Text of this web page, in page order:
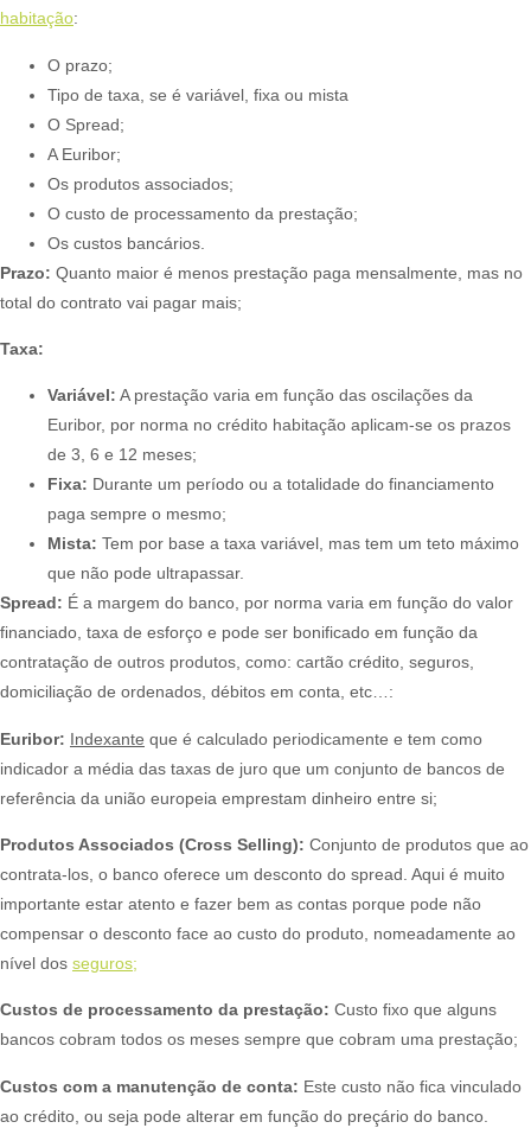
habitação:​
O prazo;
Tipo de taxa, se é variável, fixa ou mista
O Spread;
A Euribor;
Os produtos associados;
O custo de processamento da prestação;
Os custos bancários.
Prazo: Quanto maior é menos prestação paga mensalmente, mas no
total do contrato vai pagar mais;​
Taxa:
Variável: A prestação varia em função das oscilações da
Euribor, por norma no crédito habitação aplicam-se os prazos
de 3, 6 e 12 meses;
Fixa: Durante um período ou a totalidade do financiamento
paga sempre o mesmo;
Mista: Tem por base a taxa variável, mas tem um teto máximo
que não pode ultrapassar.
Spread: É a margem do banco, por norma varia em função do valor
financiado, taxa de esforço e pode ser bonificado em função da
contratação de outros produtos, como: cartão crédito, seguros,
domiciliação de ordenados, débitos em conta, etc…:
Euribor: Indexante que é calculado periodicamente e tem como
indicador a média das taxas de juro que um conjunto de bancos de
referência da união europeia emprestam dinheiro entre si;​
Produtos Associados (Cross Selling): Conjunto de produtos que ao
contrata-los, o banco oferece um desconto do spread. Aqui é muito
importante estar atento e fazer bem as contas porque pode não
compensar o desconto face ao custo do produto, nomeadamente ao
nível dos seguros;
Custos de processamento da prestação: Custo fixo que alguns
bancos cobram todos os meses sempre que cobram uma prestação;​
Custos com a manutenção de conta: Este custo não fica vinculado
ao crédito, ou seja pode alterar em função do preçário do banco.​